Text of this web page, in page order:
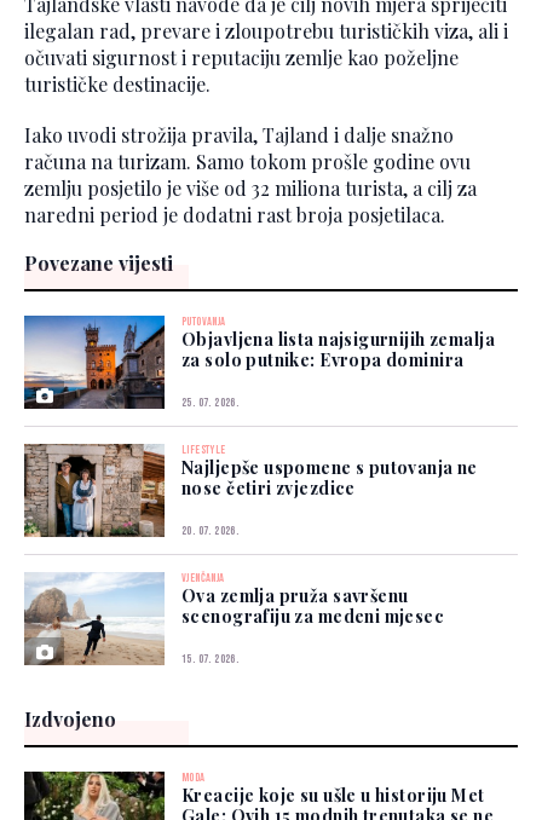
ilegalan rad, prevare i zloupotrebu turističkih viza, ali i
očuvati sigurnost i reputaciju zemlje kao poželjne
turističke destinacije.
Iako uvodi strožija pravila, Tajland i dalje snažno
računa na turizam. Samo tokom prošle godine ovu
zemlju posjetilo je više od 32 miliona turista, a cilj za
naredni period je dodatni rast broja posjetilaca.
Povezane vijesti
PUTOVANJA
Objavljena lista najsigurnijih zemalja
za solo putnike: Evropa dominira
25. 07. 2026.
LIFESTYLE
Najljepše uspomene s putovanja ne
nose četiri zvjezdice
20. 07. 2026.
VJENČANJA
Ova zemlja pruža savršenu
scenografiju za medeni mjesec
15. 07. 2026.
Izdvojeno
MODA
Kreacije koje su ušle u historiju Met